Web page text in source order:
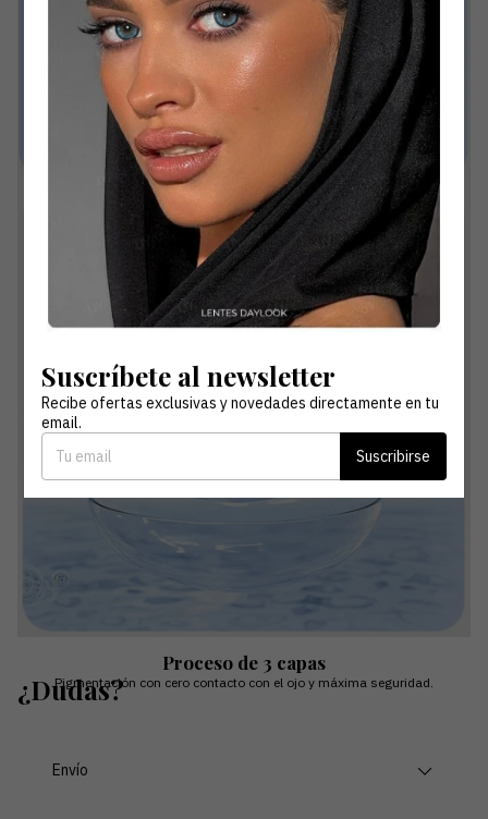
Material Hioxifilcon
Suavidad Extrema con Excelente Transpiración
Proceso de 3 capas
Pigmentación con cero contacto con el ojo y máxima seguridad.
¿Dudas?
Envío
Suscríbete al newsletter
Recibe ofertas exclusivas y novedades directamente en tu
email.
Suscribirse